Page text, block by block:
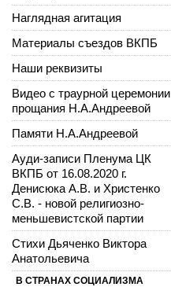
Наглядная агитация
Материалы съездов ВКПБ
Наши реквизиты
Видео с траурной церемонии
прощания Н.А.Андреевой
Памяти Н.А.Андреевой
Ауди-записи Пленума ЦК
ВКПБ от 16.08.2020 г.
Денисюка А.В. и Христенко
С.В. - новой религиозно-
меньшевистской партии
Стихи Дьяченко Виктора
Анатольевича
В СТРАНАХ СОЦИАЛИЗМА